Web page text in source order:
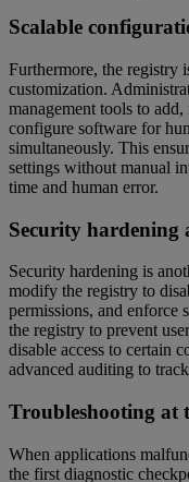
Scalable
Furthermore, the registry
customization.
management tools to
configure software for
simultaneously. This
settings without manual
time and human error.
Security hardening
Security hardening is
modify the registry to
permissions, and enforce
the registry to prevent
disable access to certain
advanced auditing to
Troubleshooting at
When applications
the first diagnostic